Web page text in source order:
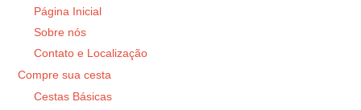
Página Inicial
Sobre nós
Contato e Localização
Compre sua cesta
Cestas Básicas